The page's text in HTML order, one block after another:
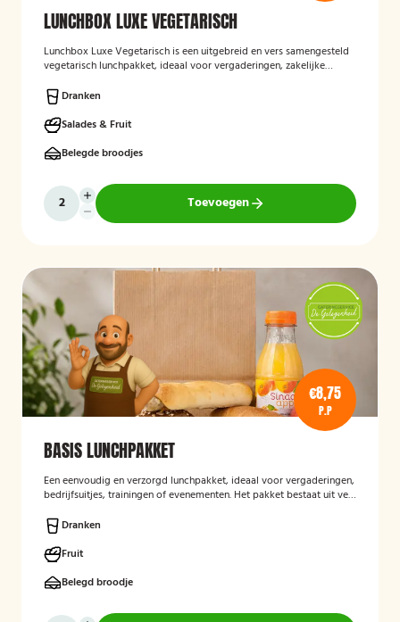
LUNCHBOX LUXE VEGETARISCH
Lunchbox Luxe Vegetarisch is een uitgebreid en vers samengesteld
vegetarisch lunchpakket, ideaal voor vergaderingen, zakelijke
selectie van luxe broodjes, wraps en andere vegetarische
lekkernijen, zorgvuldig bereid met verse ingrediënten en
aantrekkelijk gepresenteerd. Ook kan rekening worden gehouden
met specifieke dieetwensen en allergieën.
Dranken
Salades & Fruit
Belegde broodjes
Toevoegen
€8,75
P.P
BASIS LUNCHPAKKET
Een eenvoudig en verzorgd lunchpakket, ideaal voor vergaderingen,
bedrijfsuitjes, trainingen of evenementen. Het pakket bestaat uit vers
lunch voor onderweg of op locatie.
Dranken
Fruit
Belegd broodje